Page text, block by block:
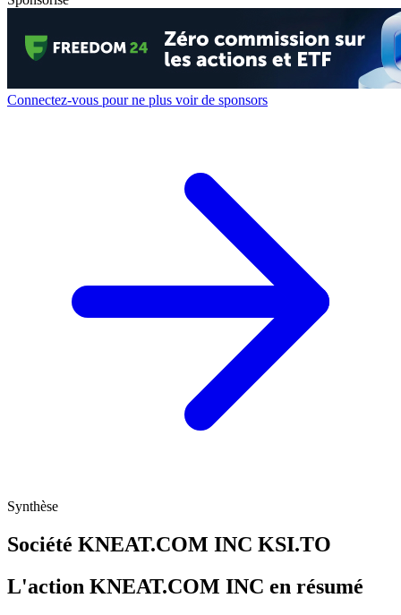
Connectez-vous pour ne plus voir de sponsors
Synthèse
Société KNEAT.COM INC KSI.TO
L'action KNEAT.COM INC en résumé